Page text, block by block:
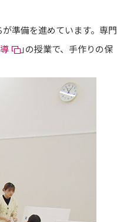
準備を進めています。専門
」の授業で、手作りの保